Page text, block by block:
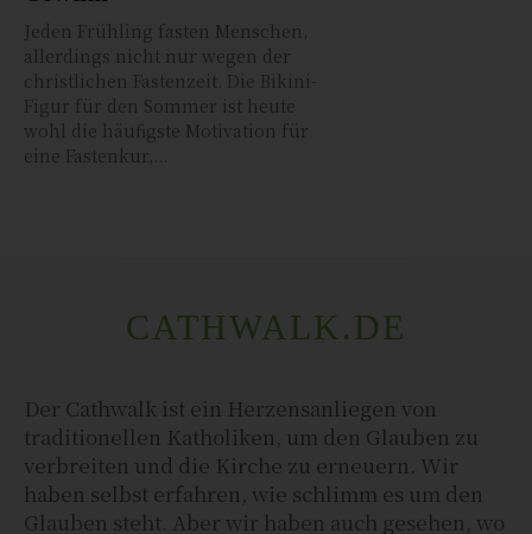
Jeden Frühling fasten Menschen,
allerdings nicht nur wegen der
christlichen Fastenzeit. Die Bikini-
Figur für den Sommer ist heute
wohl die häufigste Motivation für
eine Fastenkur,...
CATHWALK.DE
Der Cathwalk ist ein Herzensanliegen von
traditionellen Katholiken, um den Glauben zu
verbreiten und die Kirche zu erneuern. Wir
haben selbst erfahren, wie schlimm es um den
Glauben steht. Aber wir haben auch gesehen, wo